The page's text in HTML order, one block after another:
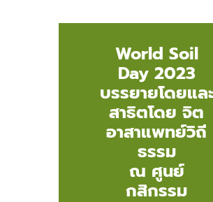
World Soil
Day 2023
บรรยายโดยและ
สาธิตโดย จิต
อาสาแพทย์วิถี
ธรรม
ณ ศูนย์
กสิกรรม